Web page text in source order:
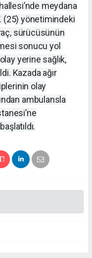
meydana
(25) yönetimindeki
sürücüsünün
sonucu yol
yerine sağlık,
Kazada ağır
olay
ambulansla